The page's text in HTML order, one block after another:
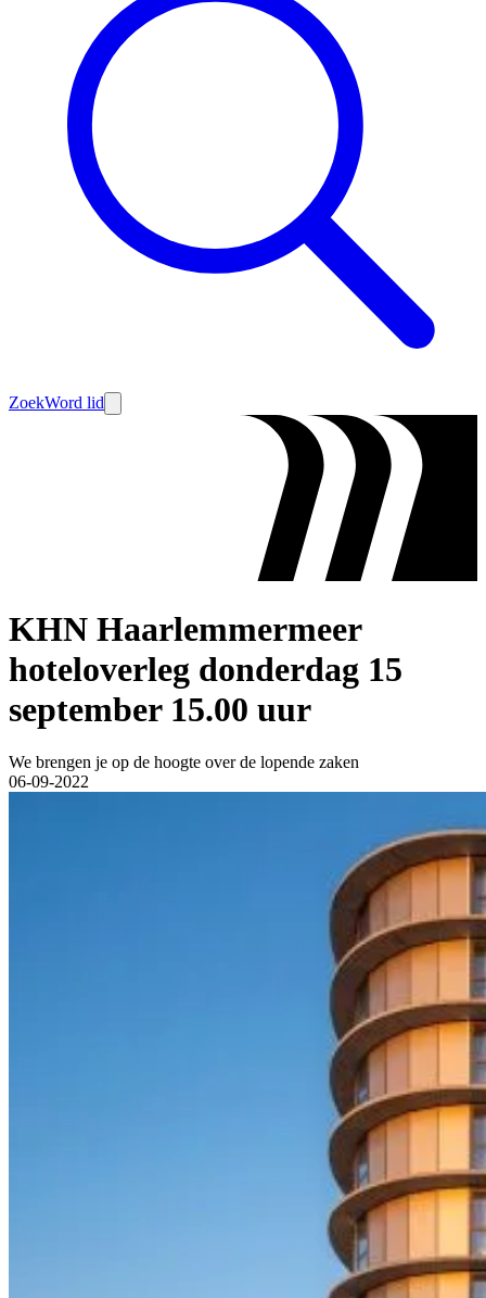
ZoekWord lid
KHN Haarlemmermeer
hoteloverleg donderdag 15
september 15.00 uur
We brengen je op de hoogte over de lopende zaken
06-09-2022